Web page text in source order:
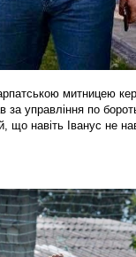
митницею
управління по
що навіть Іванус не